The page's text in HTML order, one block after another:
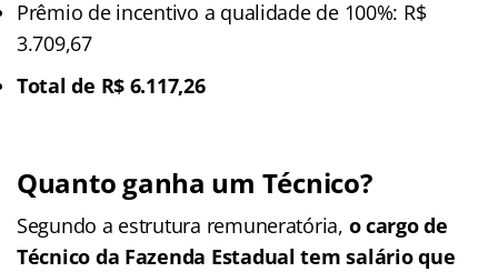
Prêmio de incentivo a qualidade de 100%: R$
3.709,67
Total de R$ 6.117,26
Quanto ganha um Técnico?
Segundo a estrutura remuneratória, o cargo de
Técnico da Fazenda Estadual tem salário que